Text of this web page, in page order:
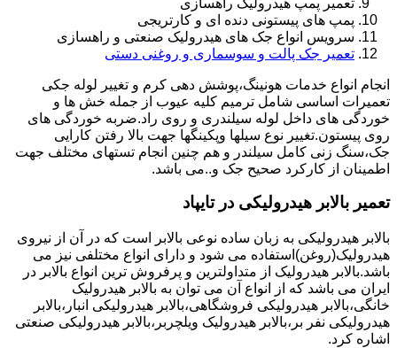
پمپ های پیستونی دنده ای و کارتریجی
سرویس انواع جک های هیدرولیک صنعتی و راهسازی
تعمیر جک پالت و سوسماری و روغنی دستی
انجام انواع خدمات هونینگ،پوشش دهی کرم و تغییر لوله جکی
تعمیرات اساسی شامل ترمیم کلیه عیوب از جمله خش ها و
خوردگی های داخل لوله سیلندری و روی راد.ضربه خوردگی های
روی پیستون.تغییر نوع سیلها وپکینگها جهت بالا رفتن کارایی
جک،سنگ زنی کامل سیلندر و هم چنین انجام تستهای مختلف جهت
اطمینان از کارکرد صحیح جک و..می باشد.
تعمیر بالابر هیدرولیکی در تایپاد
بالابر هیدرولیکی به زبان ساده نوعی بالابر است که در آن از نیروی
هیدرولیک(روغن)استفاده می شود و دارای انواع مختلفی نیز می
باشد.بالابر هیدرولیک از متداولترین و پرفروش ترین انواع بالابر در
ایران می باشد که از انواع آن می توان به بالابر هیدرولیک
خانگی،بالابر هیدرولیکی فروشگاهی،بالابر هیدرولیکی انبار،بالابر
هیدرولیکی نفر بر،بالابر هیدرولیک ویلچربر،بالابر هیدرولیکی صنعتی
اشاره کرد.